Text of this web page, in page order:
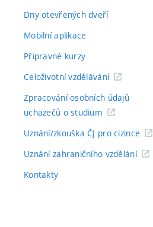
Dny otevřených dveří
Mobilní aplikace
Přípravné kurzy
Celoživotní vzdělávání
Zpracování osobních údajů
uchazečů o studium
Uznání/zkouška ČJ pro cizince
Uznání zahraničního vzdělání
Kontakty